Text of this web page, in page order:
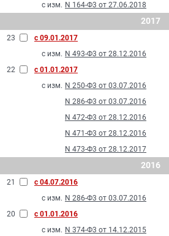
с изм. N 164-Ф3 от 27.06.2018
2017
23
с 09.01.2017
с изм. N 493-Ф3 от 28.12.2016
22
с 01.01.2017
с изм. N 250-Ф3 от 03.07.2016
N 286-Ф3 от 03.07.2016
N 472-Ф3 от 28.12.2016
N 471-Ф3 от 28.12.2016
N 473-Ф3 от 28.12.2017
2016
21
с 04.07.2016
с изм. N 286-Ф3 от 03.07.2016
20
с 01.01.2016
с изм. N 374-Ф3 от 14.12.2015